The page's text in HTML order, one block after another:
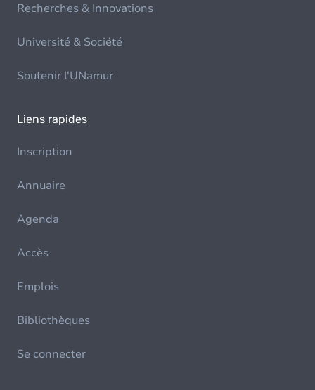
Recherches & Innovations
Université & Société
Soutenir l'UNamur
Liens rapides
Inscription
Annuaire
Agenda
Accès
Emplois
Bibliothèques
Se connecter